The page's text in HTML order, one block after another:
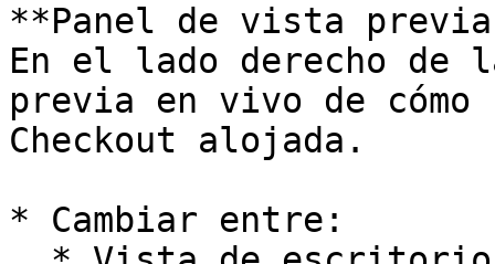
**Panel de vista
En el lado derecho
previa en vivo de
Checkout alojada.
* Cambiar entre: